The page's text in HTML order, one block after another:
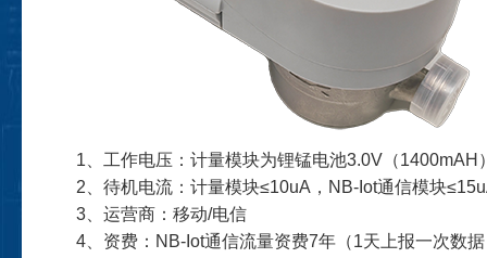
1、工作电压：计量模块为锂锰电池3.0V（
2、待机电流：计量模块≤10uA，NB-Iot通信模块
3、运营商：移动/电信
4、资费：NB-Iot通信流量资费7年（1天上报一次数